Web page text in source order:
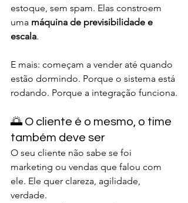
estoque, sem spam. Elas constroem
uma máquina de previsibilidade e
escala.
E mais: começam a vender até quando
estão dormindo. Porque o sistema está
rodando. Porque a integração funciona.
🌅 O cliente é o mesmo, o time
também deve ser
O seu cliente não sabe se foi
marketing ou vendas que falou com
ele. Ele quer clareza, agilidade,
verdade.